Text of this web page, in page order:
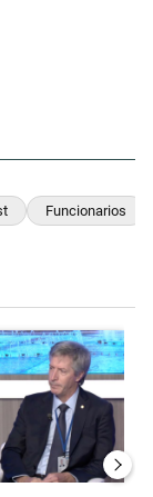
Funcionarios
al ideólogo
de tendencia